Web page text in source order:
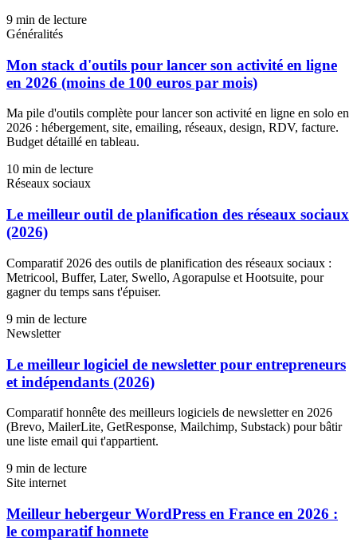
9 min de lecture
Généralités
Mon stack d'outils pour lancer son activité en ligne
en 2026 (moins de 100 euros par mois)
Ma pile d'outils complète pour lancer son activité en ligne en solo en
2026 : hébergement, site, emailing, réseaux, design, RDV, facture.
Budget détaillé en tableau.
10 min de lecture
Réseaux sociaux
Le meilleur outil de planification des réseaux sociaux
(2026)
Comparatif 2026 des outils de planification des réseaux sociaux :
Metricool, Buffer, Later, Swello, Agorapulse et Hootsuite, pour
gagner du temps sans t'épuiser.
9 min de lecture
Newsletter
Le meilleur logiciel de newsletter pour entrepreneurs
et indépendants (2026)
Comparatif honnête des meilleurs logiciels de newsletter en 2026
(Brevo, MailerLite, GetResponse, Mailchimp, Substack) pour bâtir
une liste email qui t'appartient.
9 min de lecture
Site internet
Meilleur hebergeur WordPress en France en 2026 :
le comparatif honnete